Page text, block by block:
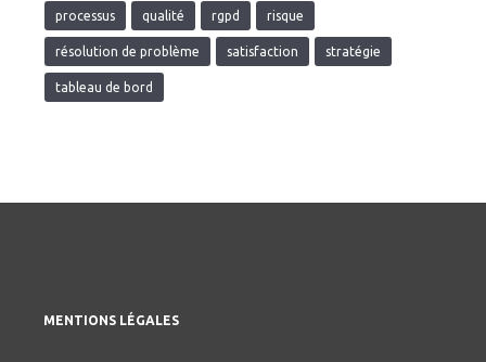
processus qualité rgpd risque
résolution de problème satisfaction stratégie
tableau de bord
MENTIONS LÉGALES